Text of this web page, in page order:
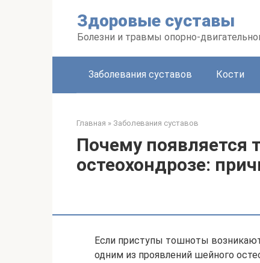
Здоровые суставы
Болезни и травмы опорно-
Заболевания суставов Кости
Главная » Заболевания суставов
Почему появляется
остеохондрозе:
Если приступы тошноты
одним из проявлений шейного